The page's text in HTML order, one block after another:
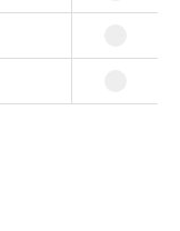
等方性）
体51,473円、税5,147円)
等方性）